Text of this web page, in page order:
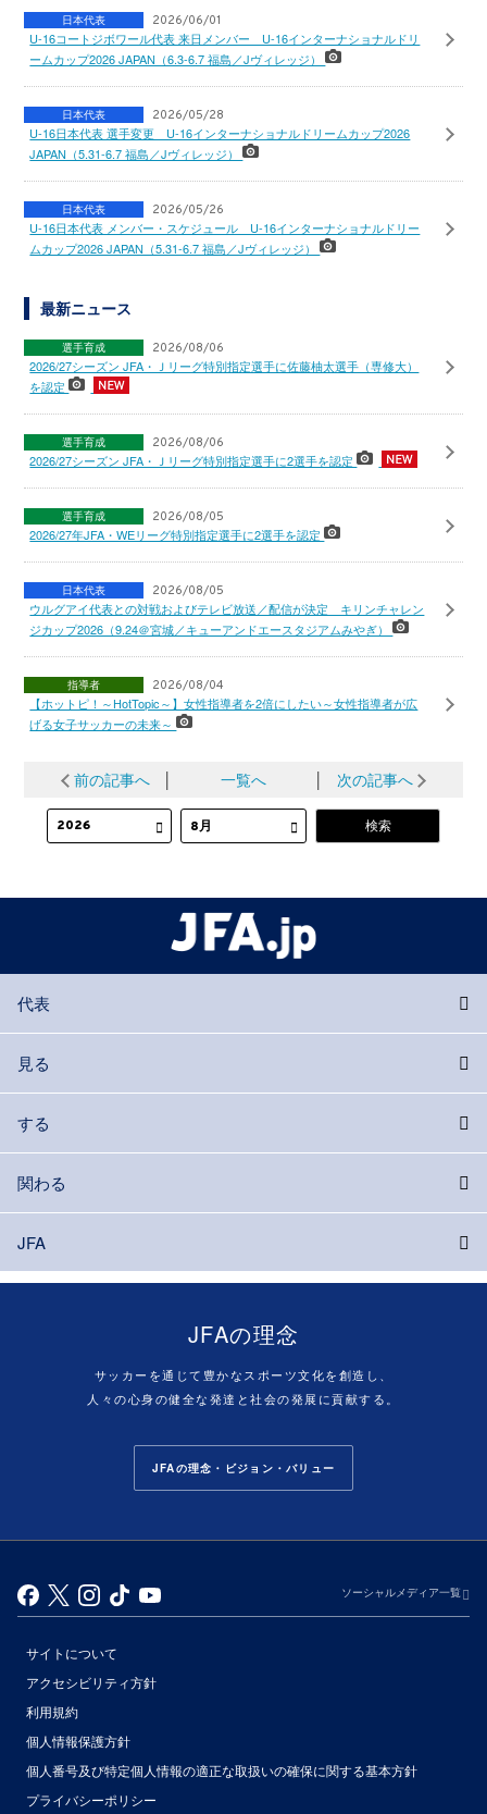
日本代表 2026/06/01
U-16コートジボワール代表 来日メンバー U-16インターナショナルドリ
ームカップ2026 JAPAN（6.3-6.7 福島／Jヴィレッジ）
日本代表 2026/05/28
U-16日本代表 選手変更 U-16インターナショナルドリームカップ2026
JAPAN（5.31-6.7 福島／Jヴィレッジ）
日本代表 2026/05/26
U-16日本代表 メンバー・スケジュール U-16インターナショナルドリー
ムカップ2026 JAPAN（5.31-6.7 福島／Jヴィレッジ）
最新ニュース
選手育成 2026/08/06
2026/27シーズン JFA・Ｊリーグ特別指定選手に佐藤柚太選手（専修大）
を認定
選手育成 2026/08/06
2026/27シーズン JFA・Ｊリーグ特別指定選手に2選手を認定
選手育成 2026/08/05
2026/27年JFA・WEリーグ特別指定選手に2選手を認定
日本代表 2026/08/05
ウルグアイ代表との対戦およびテレビ放送／配信が決定 キリンチャレン
ジカップ2026（9.24＠宮城／キューアンドエースタジアムみやぎ）
指導者 2026/08/04
【ホットピ！～HotTopic～】女性指導者を2倍にしたい～女性指導者が広
げる女子サッカーの未来～
前の記事へ 一覧へ 次の記事へ
代表
見る
する
関わる
JFA
JFAの理念
サッカーを通じて豊かなスポーツ文化を創造し、
人々の心身の健全な発達と社会の発展に貢献する。
JFAの理念・ビジョン・バリュー
ソーシャルメディア一覧
サイトについて
アクセシビリティ方針
利用規約
個人情報保護方針
個人番号及び特定個人情報の適正な取扱いの確保に関する基本方針
プライバシーポリシー